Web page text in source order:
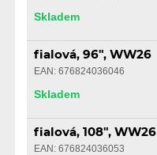
Skladem
fialová, 96", WW26
EAN: 676824036046
Skladem
fialová, 108", WW26
EAN: 676824036053